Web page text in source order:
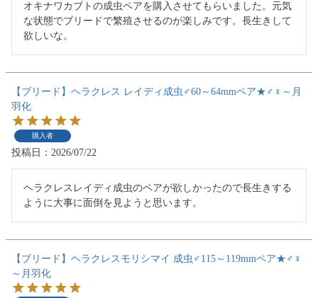
オキナワカブトの成虫ペアを購入させてもらいました。元気
な状態でブリードで繁殖させるのが楽しみです。長生きして
欲しいな。
【ブリード】ヘラクレス レイディ成虫♂60～64mmペア★♂♀～月
羽化
購入者
投稿日 2026/07/22
ヘラクレスレイディ成虫のペアが欲しかったので長生きする
ように大事に面倒を見ようと思います。
【ブリード】ヘラクレスモリシマイ 成虫♂115～119mmペア★♂♀
～月羽化